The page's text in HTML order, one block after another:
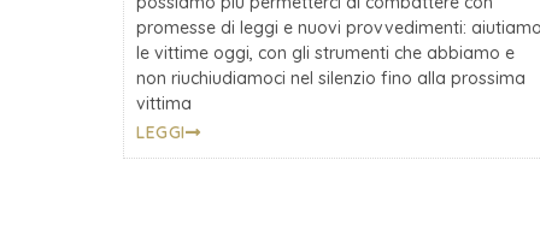
promesse di leggi e nuovi provvedimenti:
le vittime oggi, con gli strumenti che abbiamo e
non riuchiudiamoci nel silenzio fino alla prossima
vittima
LEGGI